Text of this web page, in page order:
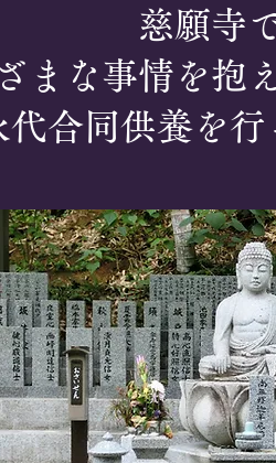
慈願寺
まな事情を抱
代合同供養を行